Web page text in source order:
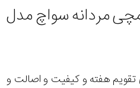
مردانه سواچ مدل
تقویم هفته و کیفیت و اصالت و